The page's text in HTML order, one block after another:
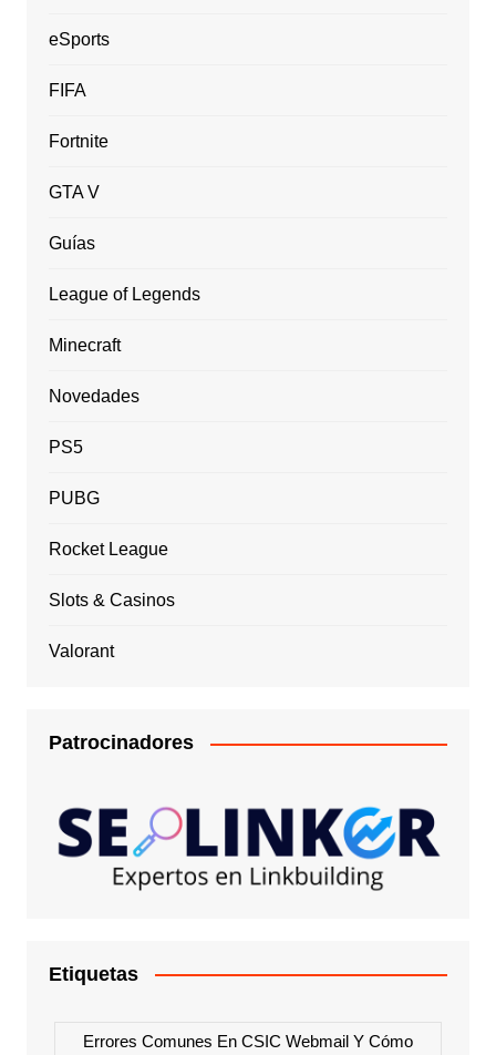
eSports
FIFA
Fortnite
GTA V
Guías
League of Legends
Minecraft
Novedades
PS5
PUBG
Rocket League
Slots & Casinos
Valorant
Patrocinadores
Etiquetas
Errores Comunes En CSIC Webmail Y Cómo